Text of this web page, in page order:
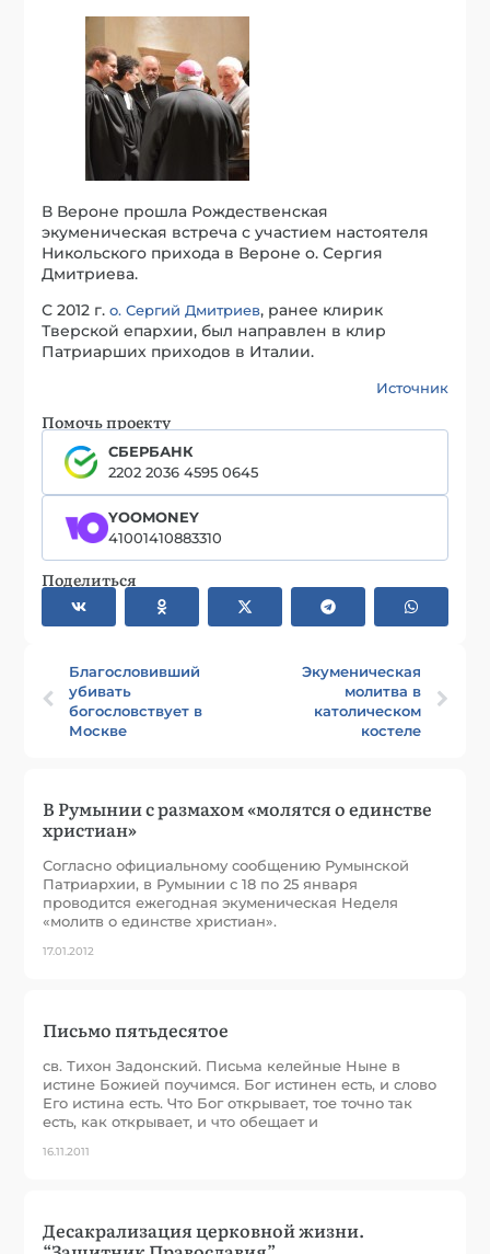
В Вероне прошла Рождественская
экуменическая встреча с участием настоятеля
Никольского прихода в Вероне о. Сергия
Дмитриева.
С 2012 г.о. Сергий Дмитриев, ранее клирик
Тверской епархии, был направлен в клир
Патриарших приходов в Италии.
Источник
Помочь проекту
СБЕРБАНК
2202 2036 4595 0645
YOOMONEY
41001410883310
Поделиться
Благословивший
убивать
богословствует в
Москве
Экуменическая
молитва в
католическом
костеле
В Румынии с размахом «молятся о единстве
христиан»
Согласно официальному сообщению Румынской
Патриархии, в Румынии с 18 по 25 января
проводится ежегодная экуменическая Неделя
«молитв о единстве христиан».
17.01.2012
Письмо пятьдесятое
св. Тихон Задонский. Письма келейные Ныне в
истине Божией поучимся. Бог истинен есть, и слово
Его истина есть. Что Бог открывает, тое точно так
есть, как открывает, и что обещает и
16.11.2011
Десакрализация церковной жизни.